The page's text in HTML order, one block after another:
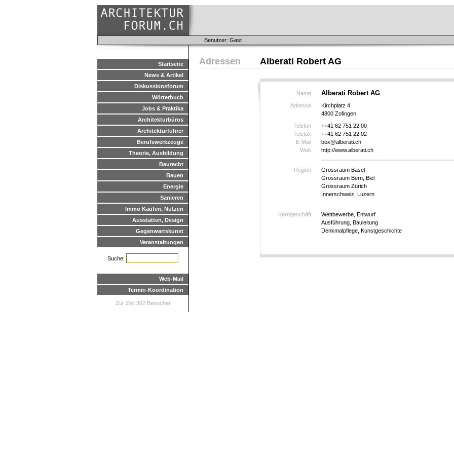
Benutzer: Gast
Startseite
News & Artikel
Diskussionsforum
Wörterbuch
Jobs & Praktika
Architekturbüros
Architekturführer
Berufswerkzeuge
Theorie, Ausbildung
Baurecht
Bauen
Energie
Sanieren
Immo Kaufen, Nutzen
Ausstatten, Design
Gegenwartskunst
Veranstaltungen
Suche:
Web-Mail
Termin-Koordination
Zur Zeit 362 Besucher
Adressen Alberati Robert AG
Name Alberati Robert AG
Adresse
Kirchplatz 4
4800 Zofingen
Telefon
++41 62 751 22 00
Telefax
++41 62 751 22 02
E-Mail
box@alberati.ch
Web
http://www.alberati.ch
Region
Grossraum Basel
Grossraum Bern, Biel
Grossraum Zürich
Innerschweiz, Luzern
Kerngeschäft
Wettbewerbe, Entwurf
Ausführung, Bauleitung
Denkmalpflege, Kunstgeschichte